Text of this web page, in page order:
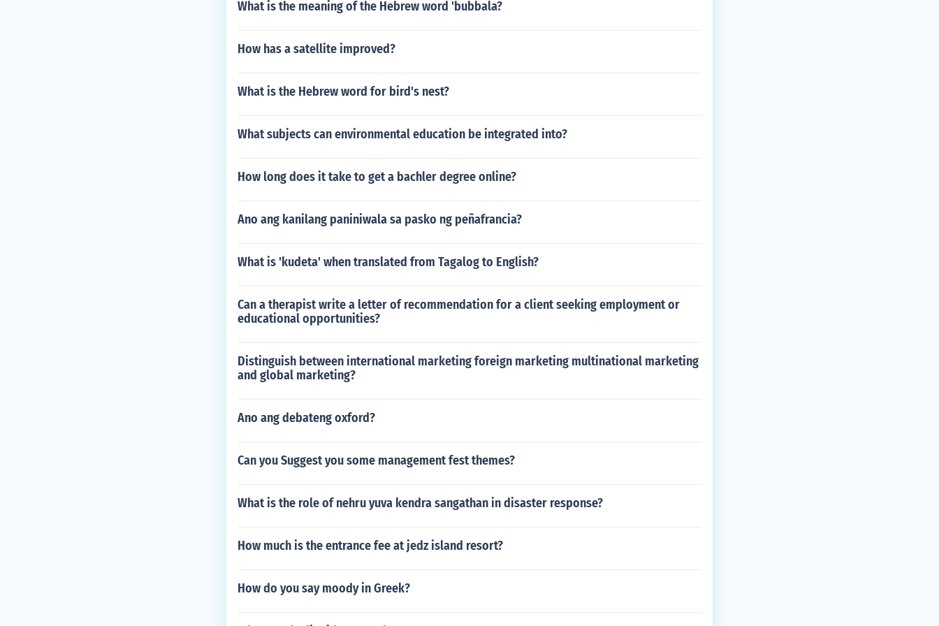
What is the meaning of the Hebrew word 'bubbala?
How has a satellite improved?
What is the Hebrew word for bird's nest?
What subjects can environmental education be integrated into?
How long does it take to get a bachler degree online?
Ano ang kanilang paniniwala sa pasko ng peñafrancia?
What is 'kudeta' when translated from Tagalog to English?
Can a therapist write a letter of recommendation for a client seeking employment or
educational opportunities?
Distinguish between international marketing foreign marketing multinational marketing
and global marketing?
Ano ang debateng oxford?
Can you Suggest you some management fest themes?
What is the role of nehru yuva kendra sangathan in disaster response?
How much is the entrance fee at jedz island resort?
How do you say moody in Greek?